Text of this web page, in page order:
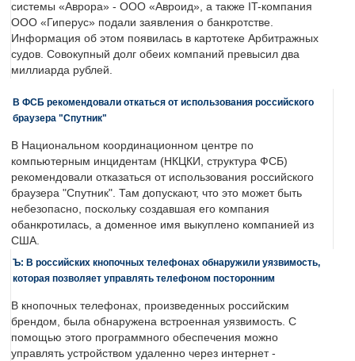
системы «Аврора» - ООО «Авроид», а также IT-компания
ООО «Гиперус» подали заявления о банкротстве.
Информация об этом появилась в картотеке Арбитражных
судов. Совокупный долг обеих компаний превысил два
миллиарда рублей.
В ФСБ рекомендовали откаться от использования российского
браузера "Спутник"
В Национальном координационном центре по
компьютерным инцидентам (НКЦКИ, структура ФСБ)
рекомендовали отказаться от использования российского
браузера "Спутник". Там допускают, что это может быть
небезопасно, поскольку создавшая его компания
обанкротилась, а доменное имя выкуплено компанией из
США.
Ъ: В российских кнопочных телефонах обнаружили уязвимость,
которая позволяет управлять телефоном посторонним
В кнопочных телефонах, произведенных российским
брендом, была обнаружена встроенная уязвимость. С
помощью этого программного обеспечения можно
управлять устройством удаленно через интернет -